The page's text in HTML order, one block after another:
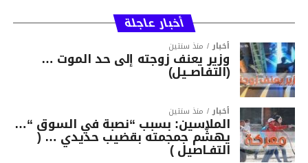
أخبار عاجلة
أخبار منذ سنتين
وزير يعنف زوجته إلى حد الموت …
(التفاصــيل)
أخبار منذ سنتين
الملاسين: بسبب “نصبة في السوق “…
يهشّم جمجمته بقضيب حديدي … (
التفـاصيل )